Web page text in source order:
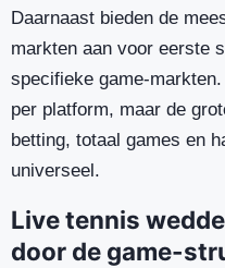
Daarnaast bieden de
markten aan voor eerste
specifieke game-
per platform, maar de
betting, totaal games en
universeel.
Live tennis
door de game-